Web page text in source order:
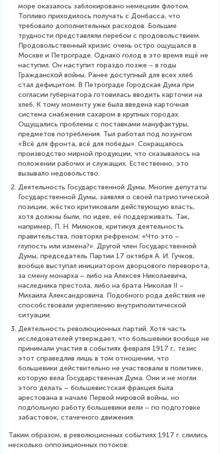
море оказалось заблокировано немецким флотом.
Топливо приходилось получать с Донбасса, что
требовало дополнительных расходов. Большие
трудности представляли перебои с продовольствием.
Продовольственный кризис очень остро ощущался в
Москве и Петрограде. Однако голод в это время ещё не
наступил. Он наступит гораздо позже – в годы
Гражданской войны. Ранее доступный для всех хлеб
стал дефицитом. В Петрограде Городская Дума при
согласии губернатора готовилась вводить карточки на
хлеб. К тому моменту уже была введена карточная
система снабжения сахаром в крупных городах.
Ощущались проблемы с поставками мануфактуры,
предметов потребления. Тыл работал под лозунгом
«Всё для фронта, всё для победы». Сокращалось
производство мирной продукции, что сказывалось на
положении рабочих и служащих. Естественно, это
вызывало недовольство.
Деятельность Государственной Думы. Многие депутаты
Государственной Думы, заявляя о своей патриотической
позиции, жёстко критиковали действующую власть,
хотя должны были, по идее, её поддерживать. Так,
например, П. Н. Милюков, критикуя деятельность
правительства, повторял рефреном: «Что это –
глупость или измена?». Другой член Государственной
Думы, председатель Партии 17 октября А. И. Гучков,
вообще выступал инициатором дворцового переворота,
за смену монарха – либо на Алексея Николаевича,
наследника престола, либо на брата Николая II –
Михаила Александровича. Подобного рода действия не
способствовали укреплению внутриполитической
ситуации.
Деятельность революционных партий. Хотя часть
исследователей утверждает, что большевики вообще не
принимали участия в событиях февраля 1917 г., тезис
этот справедлив лишь в том отношении, что
большевики действительно не участвовали в политике,
которую вела Государственная Дума. Они и не могли
этого делать – большевистская фракция была
арестована в начале Первой мировой войны, но
подпольную работу большевики вели – по подготовке
забастовок, стачечного движения.
Таким образом, в революционных событиях 1917 г. слились
несколько оппозиционных потоков: